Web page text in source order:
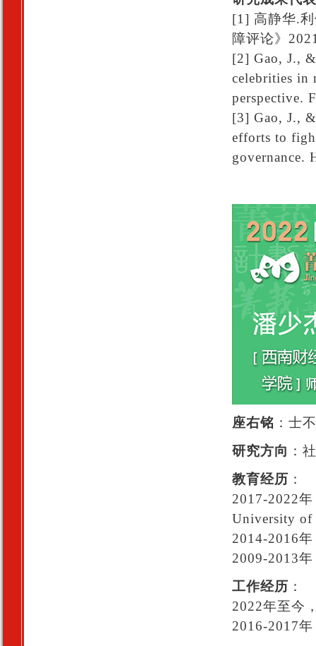
[1] 高静华.
障评论》
[2] Gao, J.,
celebrities in
perspective.
[3] Gao, J.,
efforts to
governance.
座右铭 ：士
研究方向 ：
教育经历 ：
2017-2022
University of
2014-2016
2009-2013
工作经历 ：
2022年至今
2016-2017